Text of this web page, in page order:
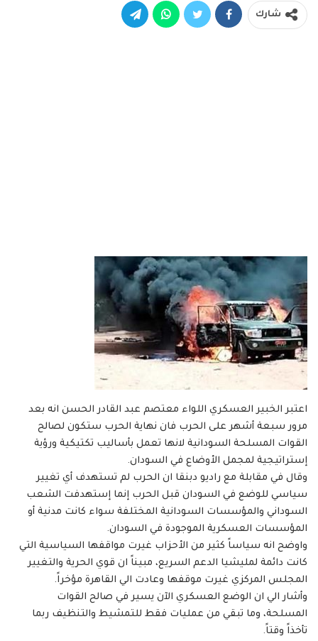
شارك
اعتبر الخبير العسكري اللواء معتصم عبد القادر الحسن انه بعد
مرور سبعة أشهر على الحرب فان نهاية الحرب ستكون لصالح
القوات المسلحة السودانية لانها تعمل بأساليب تكتيكية ورؤية
إستراتيجية لمجمل الأوضاع في السودان.
وقال في مقابلة مع راديو دبنقا ان الحرب لم تستهدف أي تغيير
سياسي للوضع في السودان قبل الحرب إنما إستهدفت الشعب
السوداني والمؤسسات السودانية المختلفة سواء كانت مدنية أو
المؤسسات العسكرية الموجودة في السودان.
واوضح انه سياساً كثير من الأحزاب غيرت مواقفها السياسية التي
كانت دائمة لمليشيا الدعم السريع، مبيناً ان قوي الحرية والتغيير
المجلس المركزي غيرت موقفها وعادت الي القاهرة مؤخراً.
وأشار الي ان الوضع العسكري الآن يسير في صالح القوات
المسلحة، وما تبقي من عمليات فقط للتمشيط والتنظيف ربما
تأخذاً وقتاً.